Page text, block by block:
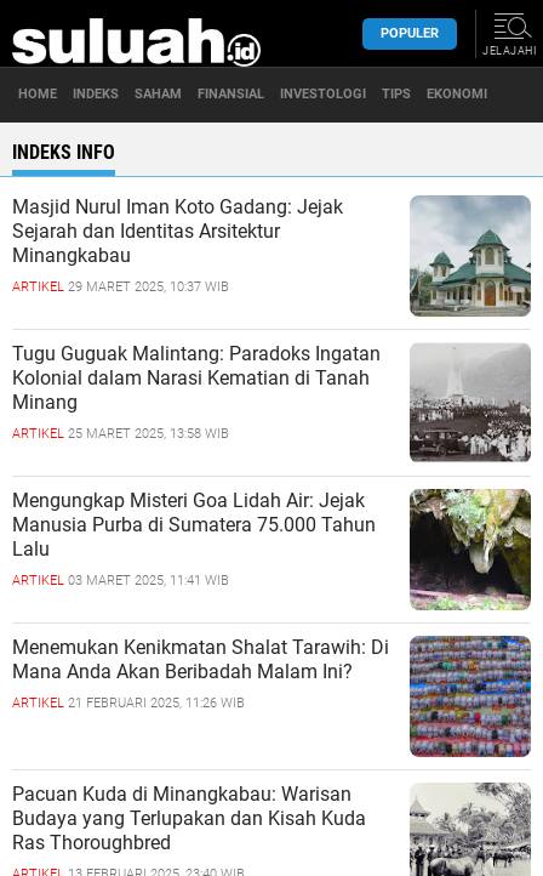
POPULER
JELAJAHI
HOME INDEKS SAHAM FINANSIAL INVESTOLOGI TIPS EKONOMI
INDEKS INFO
Masjid Nurul Iman Koto Gadang: Jejak
Sejarah dan Identitas Arsitektur
Minangkabau
ARTIKEL 29 MARET 2025, 10:37 WIB
Tugu Guguak Malintang: Paradoks Ingatan
Kolonial dalam Narasi Kematian di Tanah
Minang
ARTIKEL 25 MARET 2025, 13:58 WIB
Mengungkap Misteri Goa Lidah Air: Jejak
Manusia Purba di Sumatera 75.000 Tahun
Lalu
ARTIKEL 03 MARET 2025, 11:41 WIB
Menemukan Kenikmatan Shalat Tarawih: Di
Mana Anda Akan Beribadah Malam Ini?
ARTIKEL 21 FEBRUARI 2025, 11:26 WIB
Pacuan Kuda di Minangkabau: Warisan
Budaya yang Terlupakan dan Kisah Kuda
Ras Thoroughbred